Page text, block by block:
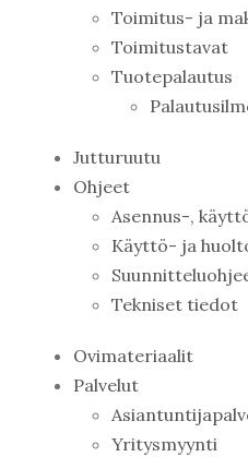
Toimitus- ja
Toimitustavat
Tuotepalautus
Jutturuutu
Ohjeet
Asennus-,
Käyttö- ja
Tekniset tiedot
Ovimateriaalit
Palvelut
Yritysmyynti